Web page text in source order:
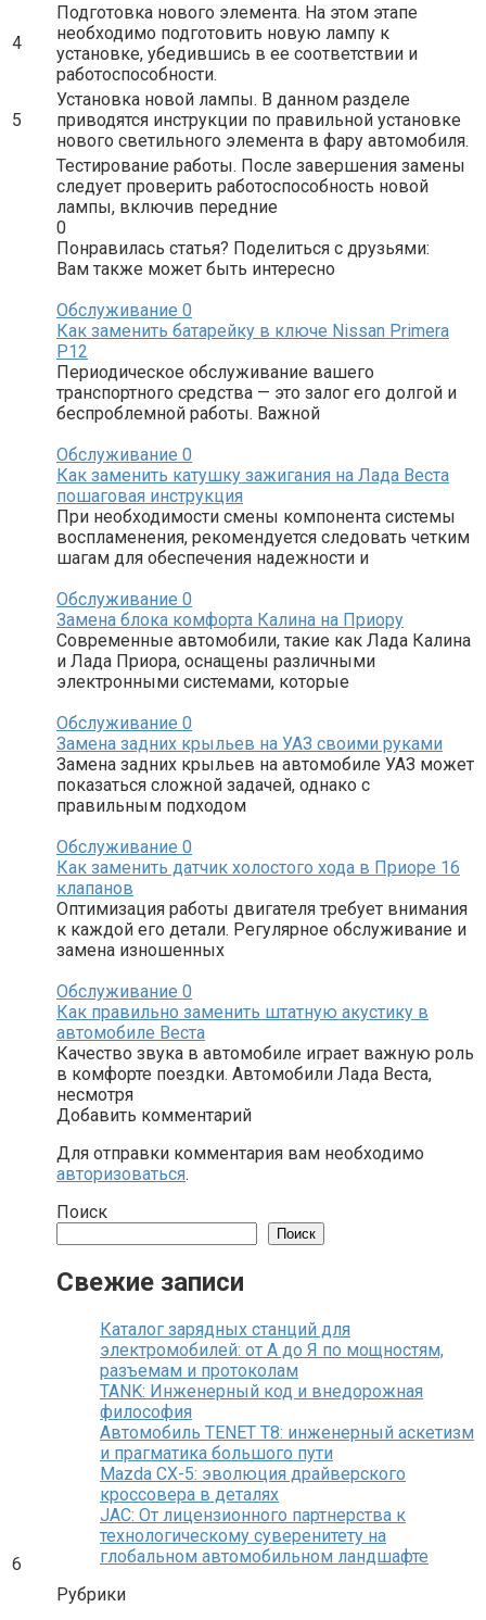
4
Подготовка нового элемента. На этом этапе
необходимо подготовить новую лампу к
установке, убедившись в ее соответствии и
работоспособности.
5
Установка новой лампы. В данном разделе
приводятся инструкции по правильной установке
нового светильного элемента в фару автомобиля.
6
Тестирование работы. После завершения замены
следует проверить работоспособность новой
лампы, включив передние
0
Понравилась статья? Поделиться с друзьями:
Вам также может быть интересно
Обслуживание 0
Как заменить батарейку в ключе Nissan Primera
P12
Периодическое обслуживание вашего
транспортного средства — это залог его долгой и
беспроблемной работы. Важной
Обслуживание 0
Как заменить катушку зажигания на Лада Веста
пошаговая инструкция
При необходимости смены компонента системы
воспламенения, рекомендуется следовать четким
шагам для обеспечения надежности и
Обслуживание 0
Замена блока комфорта Калина на Приору
Современные автомобили, такие как Лада Калина
и Лада Приора, оснащены различными
электронными системами, которые
Обслуживание 0
Замена задних крыльев на УАЗ своими руками
Замена задних крыльев на автомобиле УАЗ может
показаться сложной задачей, однако с
правильным подходом
Обслуживание 0
Как заменить датчик холостого хода в Приоре 16
клапанов
Оптимизация работы двигателя требует внимания
к каждой его детали. Регулярное обслуживание и
замена изношенных
Обслуживание 0
Как правильно заменить штатную акустику в
автомобиле Веста
Качество звука в автомобиле играет важную роль
в комфорте поездки. Автомобили Лада Веста,
несмотря
Добавить комментарий
Для отправки комментария вам необходимо
авторизоваться.
Поиск
Поиск
Свежие записи
Каталог зарядных станций для
электромобилей: от А до Я по мощностям,
разъемам и протоколам
TANK: Инженерный код и внедорожная
философия
Автомобиль TENET T8: инженерный аскетизм
и прагматика большого пути
Mazda CX-5: эволюция драйверского
кроссовера в деталях
JAC: От лицензионного партнерства к
технологическому суверенитету на
глобальном автомобильном ландшафте
Рубрики